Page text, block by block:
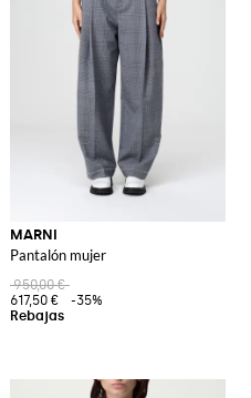
MARNI
Pantalón mujer
950,00 €
617,50 €
-35%